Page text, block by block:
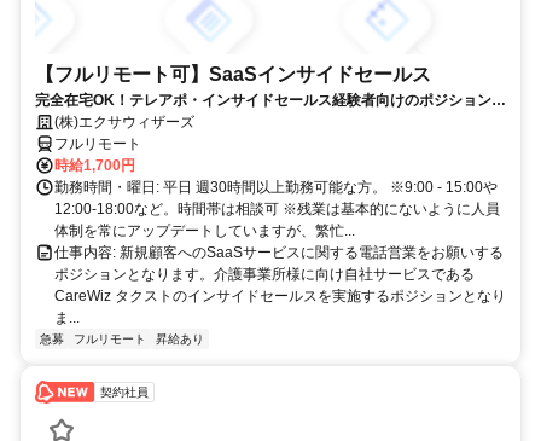
【フルリモート可】SaaSインサイドセールス
完全在宅OK！テレアポ・インサイドセールス経験者向けのポジションで
す！(株)エクサウィザーズ
フルリモート
時給1,700円
勤務時間・曜日: 平日 週30時間以上勤務可能な方。 ※9:00 - 15:00や
12:00-18:00など。時間帯は相談可 ※残業は基本的にないように人員
体制を常にアップデートしていますが、繁忙...
仕事内容: 新規顧客へのSaaSサービスに関する電話営業をお願いする
ポジションとなります。介護事業所様に向け自社サービスである
CareWiz タクストのインサイドセールスを実施するポジションとなり
ま...
急募 フルリモート 昇給あり
契約社員